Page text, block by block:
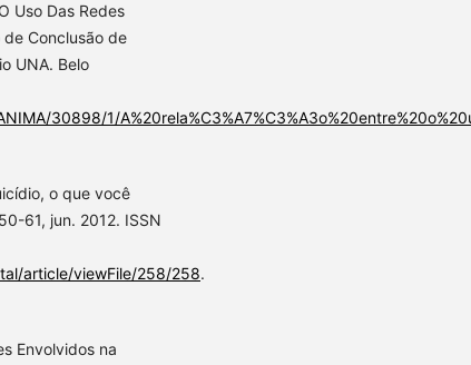
Uso Das Redes
de Conclusão de
UNA. Belo
30898/1/
o que você
61, jun. 2012. ISSN
article/viewFile/258/258.
Envolvidos na